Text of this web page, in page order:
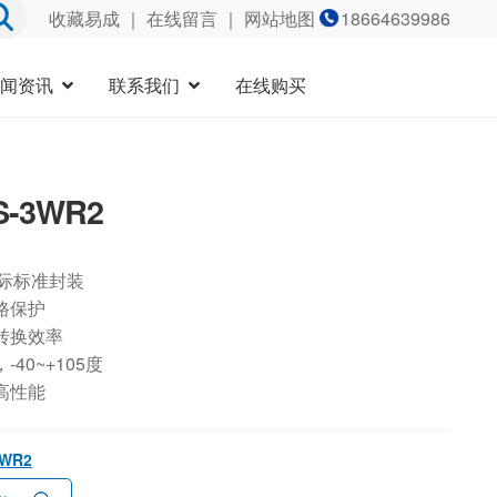
收藏易成｜ 在线留言｜ 网站地图 18664639986
资讯 联系我们 在线购买
3WR2
标准封装
保护
换效率
-40~+105度
性能